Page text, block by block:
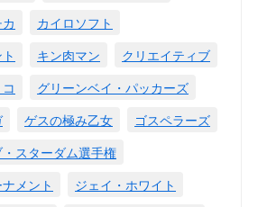
カイロソフト
キン肉マン
クリエイティブ
グリーンベイ・パッカーズ
ゲスの極み乙女
ゴスペラーズ
スターダム選手権
メント
ジェイ・ホワイト